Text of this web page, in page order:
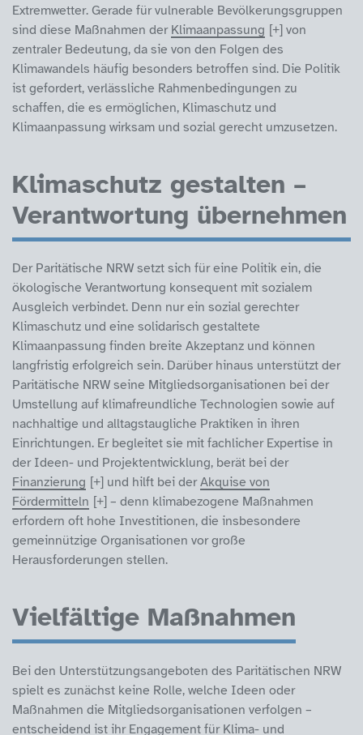
Extremwetter. Gerade für vulnerable Bevölkerungsgruppen
sind diese Maßnahmen der Klimaanpassung
von
zentraler Bedeutung, da sie von den Folgen des
Klimawandels häufig besonders betroffen sind. Die Politik
ist gefordert, verlässliche Rahmenbedingungen zu
schaffen, die es ermöglichen, Klimaschutz und
Klimaanpassung wirksam und sozial gerecht umzusetzen.
Klimaschutz gestalten –
Verantwortung übernehmen
Der Paritätische NRW setzt sich für eine Politik ein, die
ökologische Verantwortung konsequent mit sozialem
Ausgleich verbindet. Denn nur ein sozial gerechter
Klimaschutz und eine solidarisch gestaltete
Klimaanpassung finden breite Akzeptanz und können
langfristig erfolgreich sein. Darüber hinaus unterstützt der
Paritätische NRW seine Mitgliedsorganisationen bei der
Umstellung auf klimafreundliche Technologien sowie auf
nachhaltige und alltagstaugliche Praktiken in ihren
Einrichtungen. Er begleitet sie mit fachlicher Expertise in
der Ideen- und Projektentwicklung, berät bei der
Finanzierung
und hilft bei derAkquise von
Fördermitteln
– denn klimabezogene Maßnahmen
erfordern oft hohe Investitionen, die insbesondere
gemeinnützige Organisationen vor große
Herausforderungen stellen.
Vielfältige Maßnahmen
Bei den Unterstützungsangeboten des Paritätischen NRW
spielt es zunächst keine Rolle, welche Ideen oder
Maßnahmen die Mitgliedsorganisationen verfolgen –
entscheidend ist ihr Engagement für Klima- und